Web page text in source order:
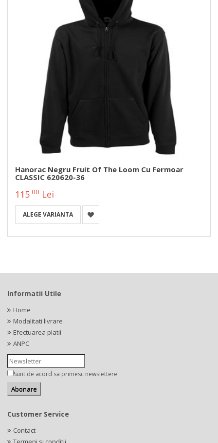
Hanorac Negru Fruit Of The Loom Cu Fermoar
CLASSIC 620620-36
115 00 Lei
ALEGE VARIANTA
Informatii Utile
Home
Modalitati livrare
Efectuarea platii
ANPC
Sunt de acord sa primesc newslettere
Customer Service
Contact